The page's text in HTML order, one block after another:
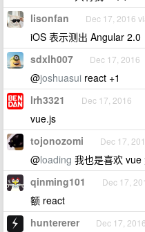
lisonfan Dec 17, 2016
iOS 表示测出 Angular 2.0
sdxlh007 Dec 17, 2016
@joshuasui react +1
lrh3321 Dec 17, 2016
vue.js
tojonozomi Dec 17,
@loading 我也是喜欢
qinming101 Dec 17,
额 react
huntererer Dec 17, 2016